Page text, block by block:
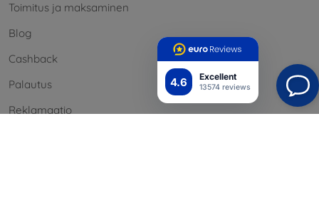
4.6 Excellent
13574 reviews
Toimitus ja maksaminen
Blog
Cashback
Palautus
Reklamaatio